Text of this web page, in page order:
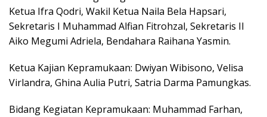
Ketua Ifra Qodri, Wakil Ketua Naila Bela Hapsari,
Sekretaris I Muhammad Alfian Fitrohzal, Sekretaris II
Aiko Megumi Adriela, Bendahara Raihana Yasmin.
Ketua Kajian Kepramukaan: Dwiyan Wibisono, Velisa
Virlandra, Ghina Aulia Putri, Satria Darma Pamungkas.
Bidang Kegiatan Kepramukaan: Muhammad Farhan,